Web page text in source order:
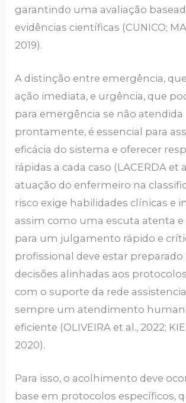
garantindo uma avaliação
evidências científicas (CUNICO;
2019).
A distinção entre emergência,
ação imediata, e urgência, que
para emergência se não atendida
prontamente, é essencial para
eficácia do sistema e oferecer
rápidas a cada caso (LACERDA et
atuação do enfermeiro na
risco exige habilidades clínicas e
assim como uma escuta atenta
para um julgamento rápido e
profissional deve estar
decisões alinhadas aos
com o suporte da rede
sempre um atendimento
eficiente (OLIVEIRA et al., 2022;
2020).
Para isso, o acolhimento deve
base em protocolos específicos,